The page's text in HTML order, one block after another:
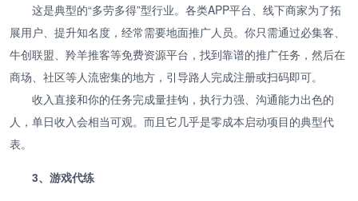
这是典型的“多劳多得”型行业。各类APP平台、线下商家为了拓
展用户、提升知名度，经常需要地面推广人员。你只需通过必集客、
牛创联盟、羚羊推客等免费资源平台，找到靠谱的推广任务，然后在
商场、社区等人流密集的地方，引导路人完成注册或扫码即可。
收入直接和你的任务完成量挂钩，执行力强、沟通能力出色的
人，单日收入会相当可观。而且它几乎是零成本启动项目的典型代
表。
3、游戏代练